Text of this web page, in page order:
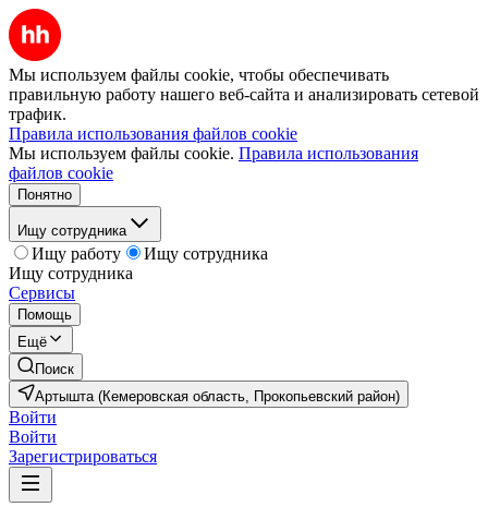
Мы используем файлы cookie, чтобы обеспечивать
правильную работу нашего веб-сайта и анализировать сетевой
трафик.
Правила использования файлов cookie
Мы используем файлы cookie. Правила использования
файлов cookie
Понятно
Ищу сотрудника
Ищу работу
Ищу сотрудника
Ищу сотрудника
Сервисы
Помощь
Ещё
Поиск
Артышта (Кемеровская область, Прокопьевский район)
Войти
Войти
Зарегистрироваться